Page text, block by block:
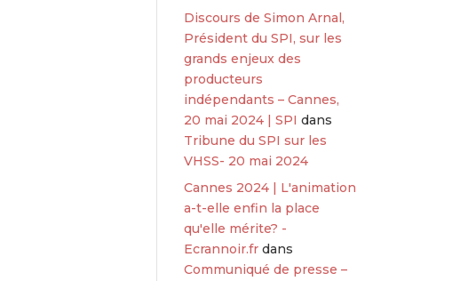
Discours de Simon Arnal,
Président du SPI, sur les
grands enjeux des
producteurs
indépendants – Cannes,
20 mai 2024 | SPI dans
Tribune du SPI sur les
VHSS- 20 mai 2024
Cannes 2024 | L'animation
a-t-elle enfin la place
qu'elle mérite? -
Ecrannoir.fr dans
Communiqué de presse –